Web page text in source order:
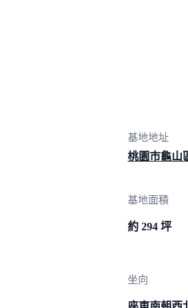
基地地址
桃園市龜山
基地面積
約 294 坪
坐向